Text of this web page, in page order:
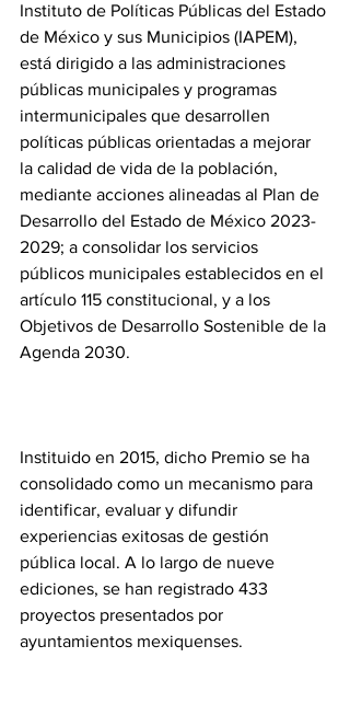
Instituto de Políticas Públicas del Estado
de México y sus Municipios (IAPEM),
está dirigido a las administraciones
públicas municipales y programas
intermunicipales que desarrollen
políticas públicas orientadas a mejorar
la calidad de vida de la población,
mediante acciones alineadas al Plan de
Desarrollo del Estado de México 2023-
2029; a consolidar los servicios
públicos municipales establecidos en el
artículo 115 constitucional, y a los
Objetivos de Desarrollo Sostenible de la
Agenda 2030.
Instituido en 2015, dicho Premio se ha
consolidado como un mecanismo para
identificar, evaluar y difundir
experiencias exitosas de gestión
pública local. A lo largo de nueve
ediciones, se han registrado 433
proyectos presentados por
ayuntamientos mexiquenses.